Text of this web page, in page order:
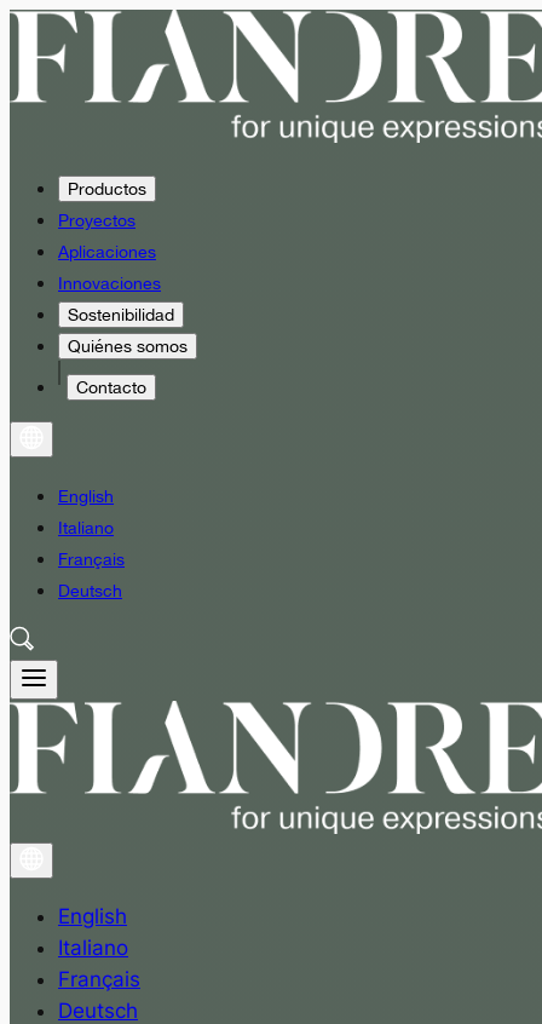
Productos
Proyectos
Aplicaciones
Innovaciones
Sostenibilidad
Quiénes somos
Contacto
English
Italiano
Français
Deutsch
English
Italiano
Français
Deutsch